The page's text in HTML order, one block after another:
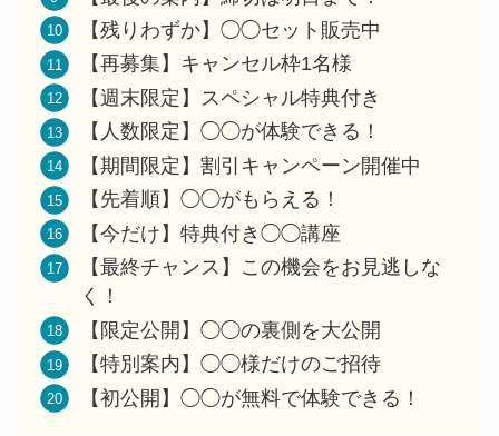
【残りわずか】◯◯セット販売中
【再募集】キャンセル枠1名様
【週末限定】スペシャル特典付き
【人数限定】◯◯が体験できる！
【期間限定】割引キャンペーン開催中
【先着順】◯◯がもらえる！
【今だけ】特典付き◯◯講座
【最終チャンス】この機会をお見逃しな
く！
【限定公開】◯◯の裏側を大公開
【特別案内】◯◯様だけのご招待
【初公開】◯◯が無料で体験できる！